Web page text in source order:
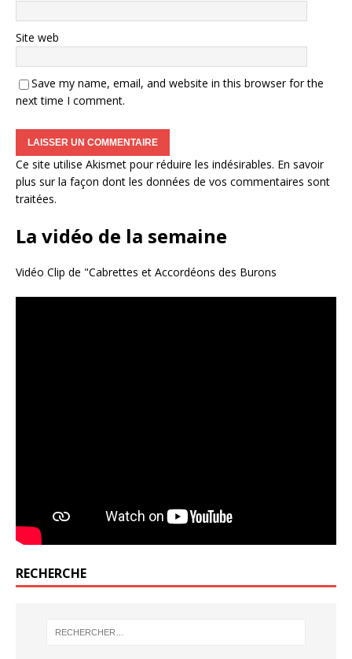
Site web
Save my name, email, and website in this browser for the
next time I comment.
Ce site utilise Akismet pour réduire les indésirables. En savoir
plus sur la façon dont les données de vos commentaires sont
traitées.
La vidéo de la semaine
Vidéo Clip de "Cabrettes et Accordéons des Burons
RECHERCHE